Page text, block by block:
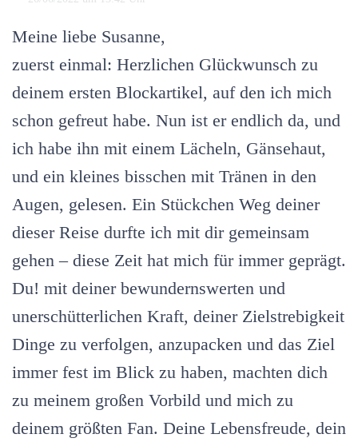
Meine liebe Susanne,
zuerst einmal: Herzlichen Glückwunsch zu
deinem ersten Blockartikel, auf den ich mich
schon gefreut habe. Nun ist er endlich da, und
ich habe ihn mit einem Lächeln, Gänsehaut,
und ein kleines bisschen mit Tränen in den
Augen, gelesen. Ein Stückchen Weg deiner
dieser Reise durfte ich mit dir gemeinsam
gehen – diese Zeit hat mich für immer geprägt.
Du! mit deiner bewundernswerten und
unerschütterlichen Kraft, deiner Zielstrebigkeit
Dinge zu verfolgen, anzupacken und das Ziel
immer fest im Blick zu haben, machten dich
zu meinem großen Vorbild und mich zu
deinem größten Fan. Deine Lebensfreude, dein